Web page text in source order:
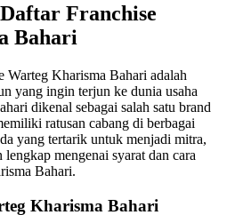
Franchise
Bahari
Warteg Kharisma Bahari adalah
yang ingin terjun ke dunia usaha
dikenal sebagai salah satu brand
ratusan cabang di berbagai
yang tertarik untuk menjadi mitra,
mengenai syarat dan cara
Bahari.
Kharisma Bahari